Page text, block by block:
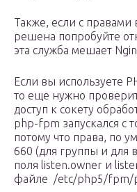
Также, если с
решена попробуйте
эта служба мешает
Если вы используете
то еще нужно
доступ к сокету
php-fpm запускался с
потому что права, по
660 (для группы и для
поля listen.owner и
файле /etc/php5/fpm/